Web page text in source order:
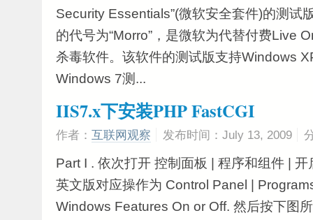
Security Essentials”(微软安全套件)的测试
的代号为“Morro”，是微软为代替付费Live
杀毒软件。该软件的测试版支持Windows
Windows 7测...
IIS7.x下安装PHP FastCGI
作者： 互联网观察 发布时间：July 13, 2009
Part I . 依次打开 控制面板 | 程序和组件 |
英文版对应操作为 Control Panel |
Windows Features On or Off. 然后按下图